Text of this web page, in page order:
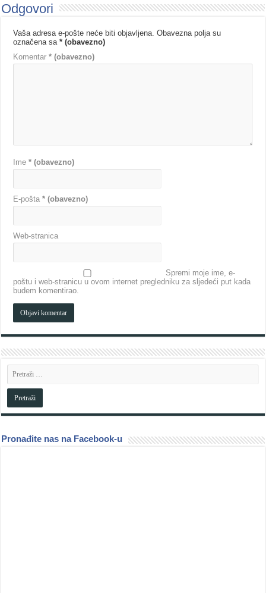
Odgovori
Vaša adresa e-pošte neće biti objavljena. Obavezna polja su
označena sa* (obavezno)
Komentar* (obavezno)
Ime* (obavezno)
E-pošta* (obavezno)
Web-stranica
Spremi moje ime, e-
poštu i web-stranicu u ovom internet pregledniku za sljedeći put kada
budem komentirao.
Pronađite nas na Facebook-u